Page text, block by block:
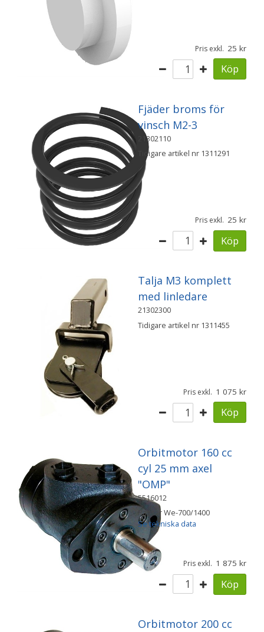
Pris exkl. 25
Köp
Fjäder broms för
vinsch M2-3
21302110
Tidigare artikel nr 1311291
Pris exkl. 25
Köp
Talja M3 komplett
med linledare
21302300
Tidigare artikel nr 1311455
Pris exkl. 1 075
Köp
Orbitmotor 160 cc
cyl 25 mm axel
"OMP"
5516012
Passar We-700/1400
Se tekniska data
Pris exkl. 1 875
Köp
Orbitmotor 200 cc